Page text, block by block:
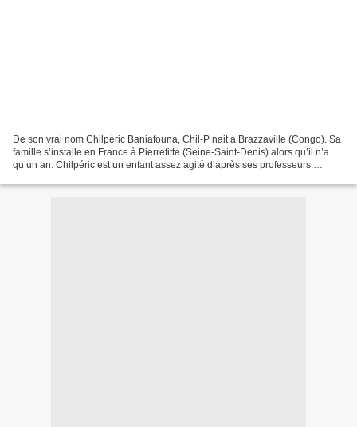
De son vrai nom Chilpéric Baniafouna, Chil-P nait à Brazzaville (Congo). Sa
famille s’installe en France à Pierrefitte (Seine-Saint-Denis) alors qu’il n’a
qu’un an. Chilpéric est un enfant assez agité d’après ses professeurs.